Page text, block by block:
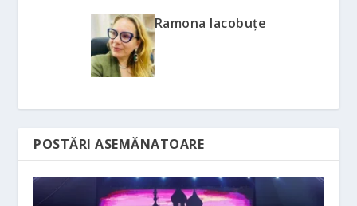
Ramona Iacobuțe
POSTĂRI ASEMĂNATOARE